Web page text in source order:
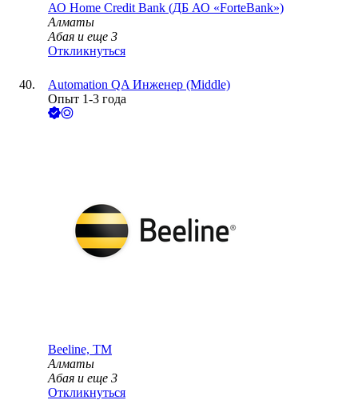
АО Home Credit Bank (ДБ АО «ForteBank»)
Алматы
Абая и еще 3
Откликнуться
Automation QA Инженер (Middle)
Опыт 1-3 года
Beeline, ТМ
Алматы
Абая и еще 3
Откликнуться